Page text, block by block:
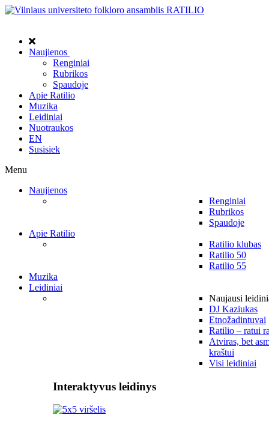
Naujienos
Renginiai
Rubrikos
Spaudoje
Apie Ratilio
Muzika
Leidiniai
Nuotraukos
EN
Susisiek
Menu
Naujienos
Renginiai
Rubrikos
Spaudoje
Apie Ratilio
Ratilio klubas
Ratilio 50
Ratilio 55
Muzika
Leidiniai
Naujausi
DJ Kaziukas
Etnožadintuvai
Ratilio – ratui
Atviras, bet
kraštui
Visi leidiniai
Interaktyvus leidinys